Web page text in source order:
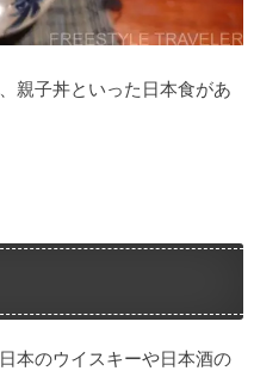
親子丼といった日本食があ
本のウイスキーや日本酒の